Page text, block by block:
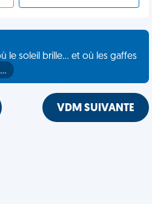
le soleil brille... et où les gaffes
VDM SUIVANTE